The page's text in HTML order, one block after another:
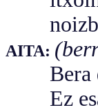
AITA:
Bera
Ez